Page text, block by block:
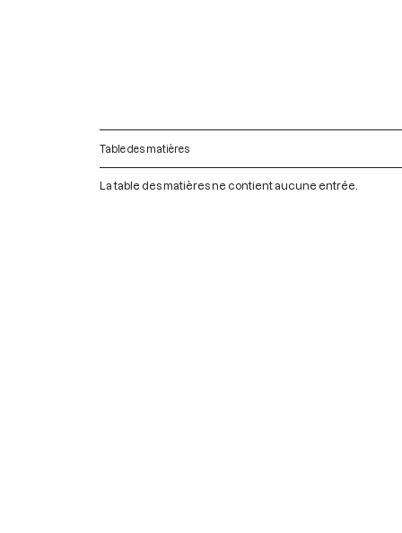
Table des matières
La table des matières ne contient aucune entrée.